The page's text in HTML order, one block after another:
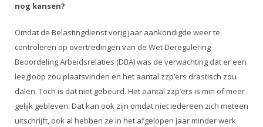
nog kansen?
Omdat de Belastingdienst vorig jaar aankondigde weer te
controleren op overtredingen van de Wet Deregulering
Beoordeling Arbeidsrelaties (DBA) was de verwachting dat er een
leegloop zou plaatsvinden en het aantal zzp’ers drastisch zou
dalen. Toch is dat niet gebeurd. Het aantal zzp’ers is min of meer
gelijk gebleven. Dat kan ook zijn omdat niet iedereen zich meteen
uitschrijft, ook al hebben ze in het afgelopen jaar minder werk